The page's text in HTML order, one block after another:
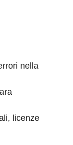
nella
licenze